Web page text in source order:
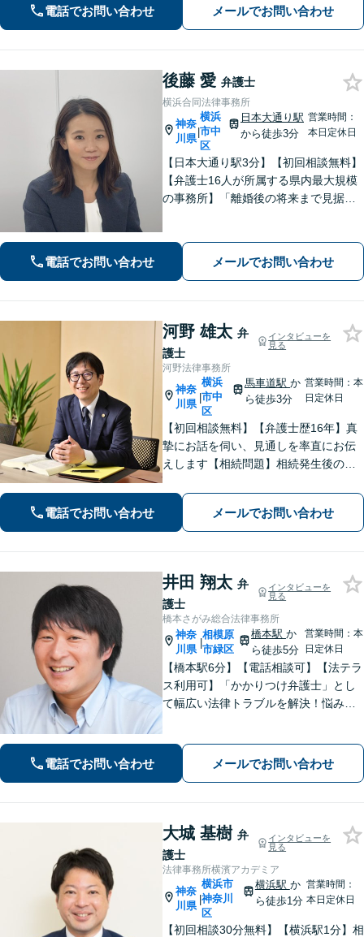
取り組みます。クチコミ・リピーター
の方も多数。お気軽にお問い合わせ下
電話でお問い合わせ メールでお問い合わせ
後藤 愛 弁護士
横浜合同法律事務所
神奈
川県
|
横浜
市中
区
日本大通り駅
から徒歩3分
営業時間：
本日定休日
【日本大通り駅3分】【初回相談無料】
【弁護士16人が所属する県内最大規模
の事務所】「離婚後の将来まで見据え
い相続問題に対応する豊富な実績」
「相続登記義務化に対応」【WEB面談
電話でお問い合わせ メールでお問い合わせ
河野 雄太 弁
護士
インタビューを
見る
河野法律事務所
神奈
川県
|
横浜
市中
区
馬車道駅か
ら徒歩3分
営業時間：本
日定休日
【初回相談無料】【弁護士歴16年】真
摯にお話を伺い、見通しを率直にお伝
えします【相続問題】相続発生後のト
生前対策にも対応【交通事故】保険会
社とのやりとりはすべてお任せくださ
い【馬車道駅3分】【オンライン面談O
K】
電話でお問い合わせ メールでお問い合わせ
井田 翔太 弁
護士
インタビューを
見る
橋本さがみ総合法律事務所
神奈
川県
|
相模原
市緑区
橋本駅 か
ら徒歩5分
営業時間：本
日定休日
【橋本駅6分】【電話相談可】【法テラ
ス利用可】「かかりつけ弁護士」とし
て幅広い法律トラブルを解決！悩みに
ークの軽さが強み」男性・女性弁護士
が所属し多角的な視点から解決へ尽力
電話でお問い合わせ メールでお問い合わせ
大城 基樹 弁
護士
インタビューを
見る
法律事務所横濱アカデミア
神奈
川県
|
横浜市
神奈川
区
横浜駅 か
ら徒歩1分
営業時間：
本日定休日
【初回相談30分無料】【横浜駅1分】相